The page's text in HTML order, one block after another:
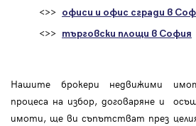
<>> офиси и офис сгради в
<>> търговски площи в София
Нашите брокери недвижими
процеса на избор, договаряне и
имоти, ще ви съпътстват през